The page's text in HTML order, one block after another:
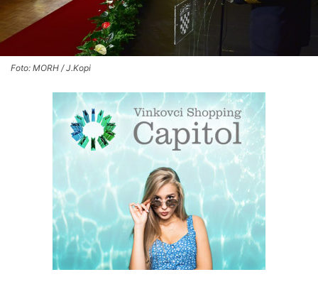
Foto: MORH / J.Kopi